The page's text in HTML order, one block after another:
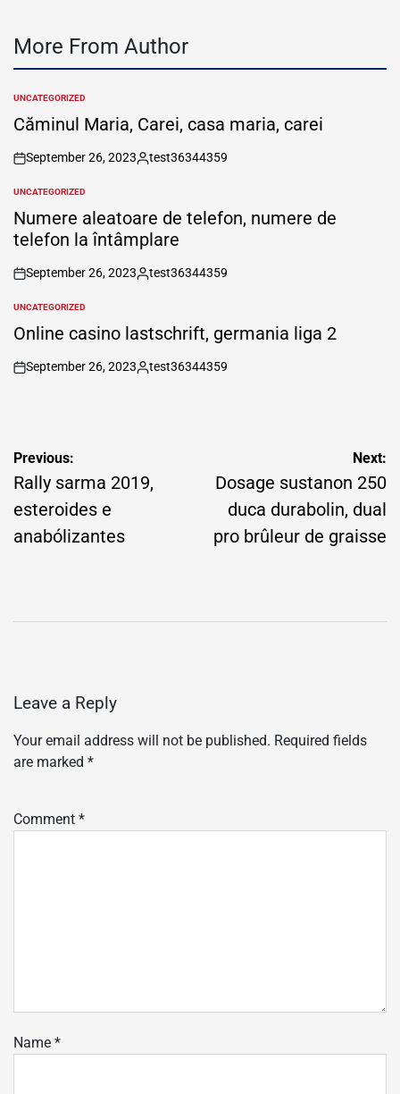
More From Author
POSTED
IN
UNCATEGORIZED
Căminul Maria, Carei, casa maria, carei
on
September 26, 2023
Posted
test36344359
POSTED
IN
UNCATEGORIZED
Numere aleatoare de telefon, numere de
telefon la întâmplare
on
September 26, 2023
Posted
test36344359
POSTED
IN
UNCATEGORIZED
Online casino lastschrift, germania liga 2
on
September 26, 2023
Posted
test36344359
Post
navigation
Previous:
Rally sarma 2019,
esteroides e
anabólizantes
Next:
Dosage sustanon 250
duca durabolin, dual
pro brûleur de graisse
Leave a Reply
Your email address will not be published. Required fields
are marked *
Comment *
Name *